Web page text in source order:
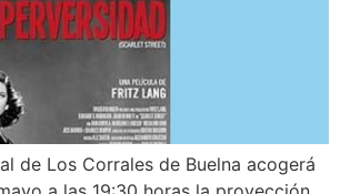
de Los Corrales de Buelna acogerá